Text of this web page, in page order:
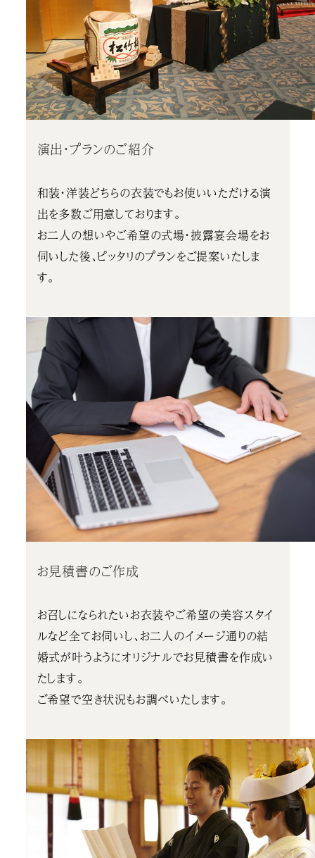
演出・プランのご紹介
和装・洋装どちらの衣装でもお使いいただける演
出を多数ご用意しております。
お二人の想いやご希望の式場・披露宴会場をお
伺いした後、ピッタリのプランをご提案いたしま
す。
お見積書のご作成
お召しになられたいお衣装やご希望の美容スタイ
ルなど全てお伺いし、お二人のイメージ通りの結
婚式が叶うようにオリジナルでお見積書を作成い
たします。
ご希望で空き状況もお調べいたします。